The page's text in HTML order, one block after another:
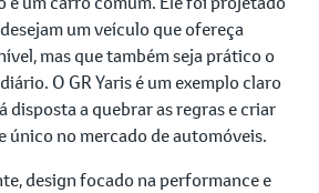
um veículo que ofereça
mas que também seja prático o
O GR Yaris é um exemplo claro
disposta a quebrar as regras e criar
único no mercado de automóveis.
design focado na performance e